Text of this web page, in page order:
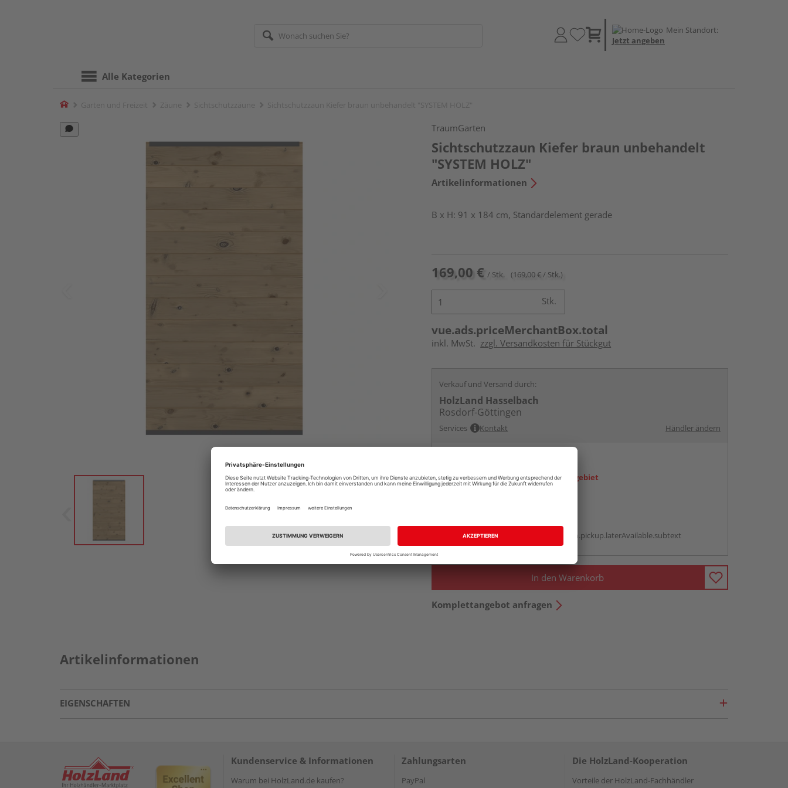
Mein Standort:
Jetzt angeben
Alle Kategorien
Home
TraumGarten
Sichtschutzzaun Kiefer braun unbehandelt
"SYSTEM HOLZ"
Artikelinformationen
B x H: 91 x 184 cm, Standardelement gerade
169,00 € / Stk. (169,00 € / Stk.)
Stk.
vue.ads.priceMerchantBox.total
inkl. MwSt. zzgl. Versandkosten für Stückgut
Verkauf und Versand durch:
HolzLand Hasselbach
Rosdorf-Göttingen
Services Kontakt Händler ändern
Ihr Standort ist nicht im Liefergebiet
Auf Vorbestellung:
vue.ads.priceMerchantBox.option.pickup.laterAvailable.subtext
In den Warenkorb
Komplettangebot anfragen
Artikelinformationen
EIGENSCHAFTEN
Kundenservice & Informationen
Warum bei HolzLand.de kaufen?
Zahlungsarten
PayPal
Die HolzLand-Kooperation
Vorteile der HolzLand-Fachhändler